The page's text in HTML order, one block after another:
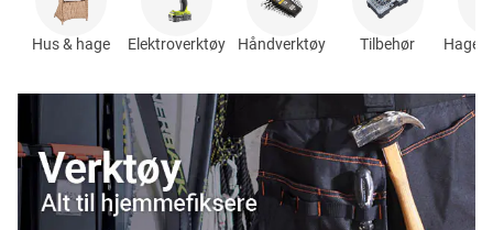
Hus & hage Elektroverktøy Håndverktøy Tilbehør